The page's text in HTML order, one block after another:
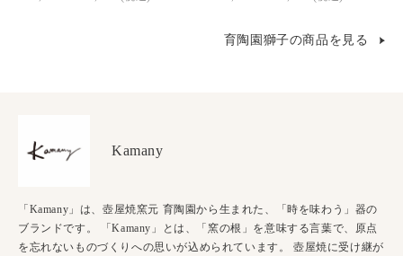
育陶園獅子の商品を見る
Kamany
「Kamany」は、壺屋焼窯元 育陶園から生まれた、「時を味わう」器の
ブランドです。 「Kamany」とは、「窯の根」を意味する言葉で、原点
を忘れないものづくりへの思いが込められています。 壺屋焼に受け継が